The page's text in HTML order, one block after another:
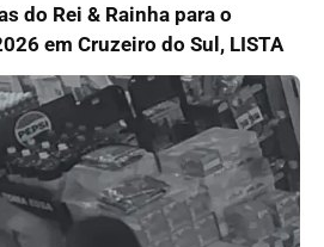
do Rei & Rainha para o
em Cruzeiro do Sul, LISTA